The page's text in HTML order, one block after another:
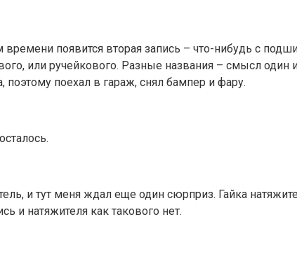
появится вторая запись – что-нибудь с
или ручейкового. Разные названия – смысл один
поэтому поехал в гараж, снял бампер и фару.
и тут меня ждал еще один сюрприз. Гайка
и натяжителя как такового нет.